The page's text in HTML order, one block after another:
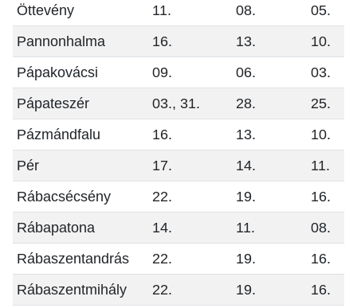
Öttevény 11. 08.
05.
Pannonhalma
16. 13.
10.
Pápakovácsi
09. 06.
03.
Pápateszér
03., 31. 28.
25.
Pázmándfalu
16. 13.
10.
Pér
17. 14.
11.
Rábacsécsény
22. 19.
16.
Rábapatona
14. 11.
08.
Rábaszentandrás
22. 19.
16.
Rábaszentmihály
22. 19.
16.